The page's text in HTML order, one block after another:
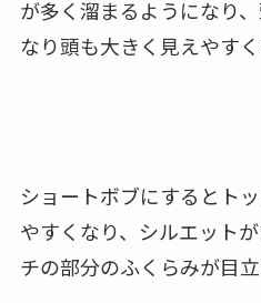
が多く溜まるようになり
なり頭も大きく見えやすく
ショートボブにするとト
やすくなり、シルエット
チの部分のふくらみが目